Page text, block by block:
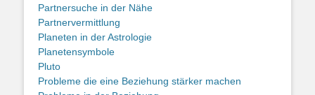
Partnersuche in der Nähe
Partnervermittlung
Planeten in der Astrologie
Planetensymbole
Pluto
Probleme die eine Beziehung stärker machen